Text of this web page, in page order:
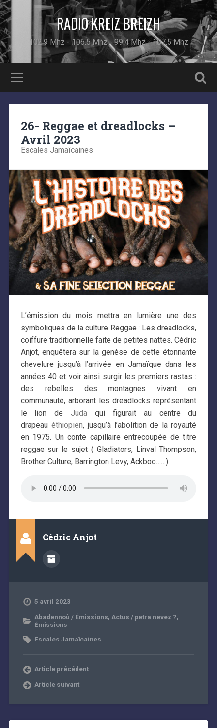
RADIO KREIZ BREIZH
102.9 Mhz - 106.5 Mhz - 99.4 Mhz - 107.5 Mhz
26- Reggae et dreadlocks –
Avril 2023
Escales Jamaïcaines
L’émission du mois mettra en lumière une des
symboliques de la culture Reggae : Les dreadlocks,
coiffure traditionnelle faite de petites nattes. Cédric
Anjot, enquêtera sur la genèse de cette étonnante
chevelure jusqu’à l’arrivée en Jamaïque dans les
années 40 et voir ainsi surgir les premiers rastas :
des rebelles des montagnes vivant en
communauté, arborant les dreadlocks représentant
le lion deJuda qui figurait au centre du
drapeau éthiopien, jusqu’à l’abolition de la royauté
en 1975. Un conte capillaire entrecoupée de titre
reggae sur le sujet ( Gladiators, Linval Thompson,
Brother Culture, Barrington Levy, Ackboo……)
Cédric Anjot
5 avril 2023
Abadennoù / Émissions, Actus / petra nevez ?,
Émissions
Escales Jamaïcaines
Article précédent
Article suivant